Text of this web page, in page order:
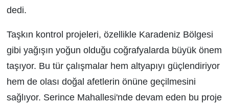
dedi.
Taşkın kontrol projeleri, özellikle Karadeniz Bölgesi
gibi yağışın yoğun olduğu coğrafyalarda büyük önem
taşıyor. Bu tür çalışmalar hem altyapıyı güçlendiriyor
hem de olası doğal afetlerin önüne geçilmesini
sağlıyor. Serince Mahallesi'nde devam eden bu proje